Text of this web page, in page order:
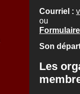
Courriel :
ou
Son
Les